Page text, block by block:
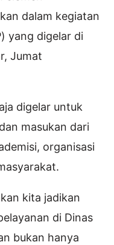
dalam kegiatan
yang digelar di
Jumat
digelar untuk
masukan dari
organisasi
kita jadikan
di Dinas
bukan hanya